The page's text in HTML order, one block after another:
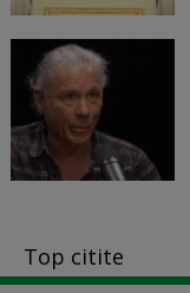
Top citite